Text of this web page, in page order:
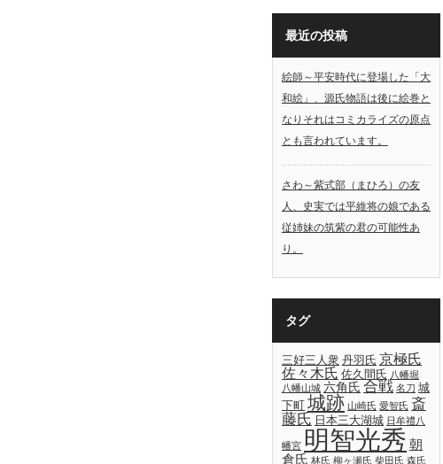
最近の投稿
絵師～平安時代に登場した「大
和絵」、源氏物語は後に絵巻と
なりそれはコミカライズの原点
とも言われています。
さわ～紫式部（まひろ）の友
人、史実では平維将の娘である
従姉妹の筑紫の君の可能性あ
り。
タグ
三好三人衆 丹羽氏 京極氏
佐々木氏 佐久間氏 八幡堀
八幡山城 六角氏 合戦 名刀 城
下町 城跡 山崎氏 愛智氏 斎
藤氏 日本三大湖城 日牟禮八
幡宮 明智光秀 朝
倉氏 林氏 柳ヶ瀬氏 柴田氏 森氏